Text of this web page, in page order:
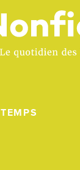
TEMPS